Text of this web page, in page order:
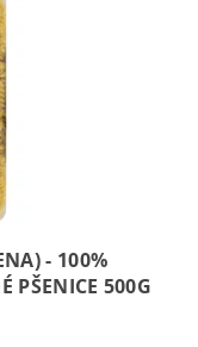
- 100%
PŠENICE 500G